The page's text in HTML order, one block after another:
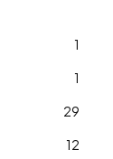
1
1
29
12